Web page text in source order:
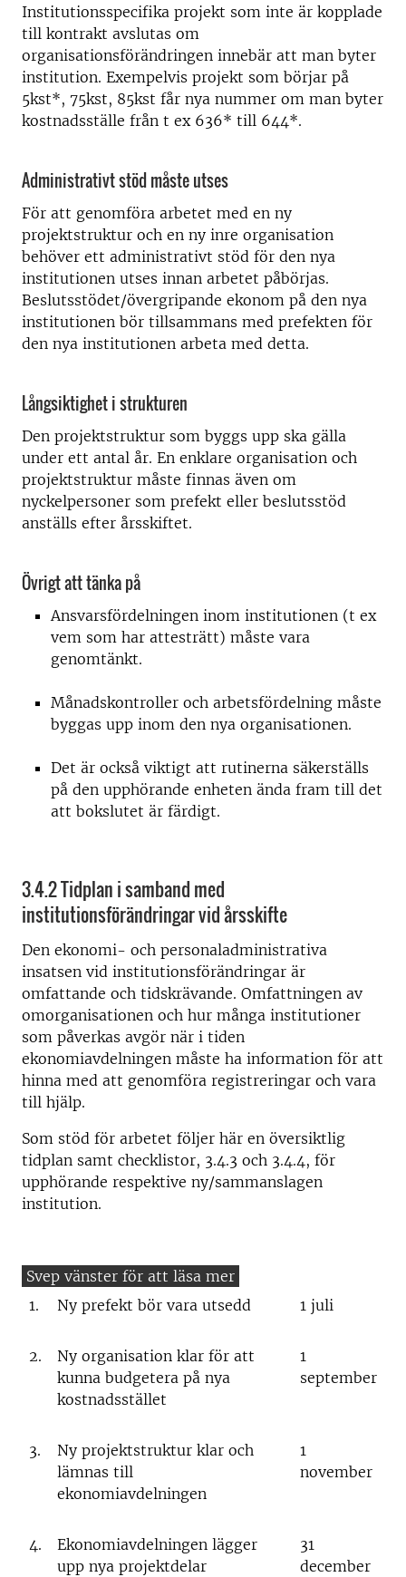
Institutionsspecifika projekt som inte är kopplade
till kontrakt avslutas om
organisationsförändringen innebär att man byter
institution. Exempelvis projekt som börjar på
5kst*, 75kst, 85kst får nya nummer om man byter
kostnadsställe från t ex 636* till 644*.
Administrativt stöd måste utses
För att genomföra arbetet med en ny
projektstruktur och en ny inre organisation
behöver ett administrativt stöd för den nya
institutionen utses innan arbetet påbörjas.
Beslutsstödet/övergripande ekonom på den nya
institutionen bör tillsammans med prefekten för
den nya institutionen arbeta med detta.
Långsiktighet i strukturen
Den projektstruktur som byggs upp ska gälla
under ett antal år. En enklare organisation och
projektstruktur måste finnas även om
nyckelpersoner som prefekt eller beslutsstöd
anställs efter årsskiftet.
Övrigt att tänka på
Ansvarsfördelningen inom institutionen (t ex
vem som har attesträtt) måste vara
genomtänkt.
Månadskontroller och arbetsfördelning måste
byggas upp inom den nya organisationen.
Det är också viktigt att rutinerna säkerställs
på den upphörande enheten ända fram till det
att bokslutet är färdigt.
3.4.2 Tidplan i samband med
institutionsförändringar vid årsskifte
Den ekonomi- och personaladministrativa
insatsen vid institutionsförändringar är
omfattande och tidskrävande. Omfattningen av
omorganisationen och hur många institutioner
som påverkas avgör när i tiden
ekonomiavdelningen måste ha information för att
hinna med att genomföra registreringar och vara
till hjälp.
Som stöd för arbetet följer här en översiktlig
tidplan samt checklistor, 3.4.3 och 3.4.4, för
upphörande respektive ny/sammanslagen
institution.
1. Ny prefekt bör vara utsedd 1 juli
2.
Ny organisation klar för att
kunna budgetera på nya
kostnadsstället
1
september
3.
Ny projektstruktur klar och
lämnas till
ekonomiavdelningen
1
november
4.
Ekonomiavdelningen lägger
upp nya projektdelar
31
december